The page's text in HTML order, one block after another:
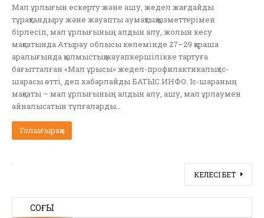
Мал ұрлығын ескерту және ашу, жедел жағдайды
тұрақтандыру және жауапты аумақтық қызметтерімен
бірлесіп, мал ұрлығының алдын алу, жолын кесу
мақсатында Атырау облысы көлемінде 27–29 қараша
аралығында қылмыстық жауапкершілікке тартуға
бағытталған «Мал ұрысы» жедел-профилактикалық іс-
шарасы өтті, деп хабарлайды БАТЫС.ИНФО. Іс-шараның
мақсаты – мал ұрлығының алдын алу, ашу, мал ұрлаумен
айналысатын тұлғаларды…
Толығырақ »
КЕЛЕСІ БЕТ
СОҢҒЫ